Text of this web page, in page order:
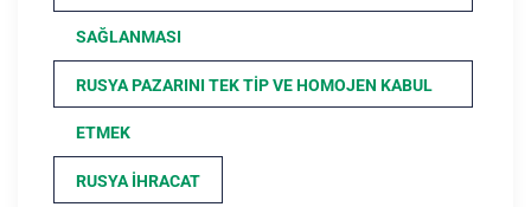
SAĞLANMASI
RUSYA PAZARINI TEK TIP VE HOMOJEN KABUL
ETMEK
RUSYA İHRACAT